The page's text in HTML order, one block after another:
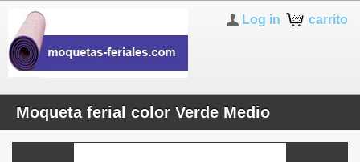
carrito
Log in
Moqueta ferial color Verde Medio